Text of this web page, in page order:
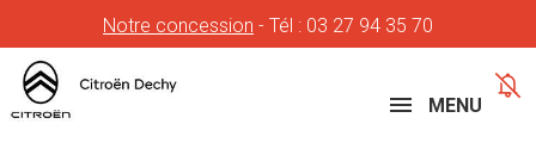
Notre concession - Tél : 03 27 94 35 70
Concessions
MENU